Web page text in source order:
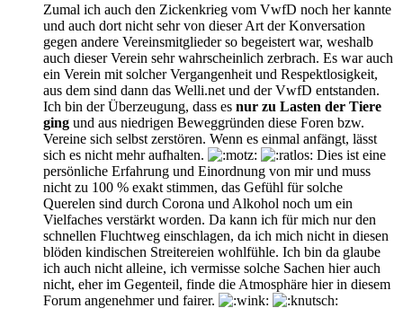
Zumal ich auch den Zickenkrieg vom VwfD noch her kannte
und auch dort nicht sehr von dieser Art der Konversation
gegen andere Vereinsmitglieder so begeistert war, weshalb
auch dieser Verein sehr wahrscheinlich zerbrach. Es war auch
ein Verein mit solcher Vergangenheit und Respektlosigkeit,
aus dem sind dann das Welli.net und der VwfD entstanden.
Ich bin der Überzeugung, dass es nur zu Lasten der Tiere
ging und aus niedrigen Beweggründen diese Foren bzw.
Vereine sich selbst zerstören. Wenn es einmal anfängt, lässt
sich es nicht mehr aufhalten.
Dies ist eine
persönliche Erfahrung und Einordnung von mir und muss
nicht zu 100 % exakt stimmen, das Gefühl für solche
Querelen sind durch Corona und Alkohol noch um ein
Vielfaches verstärkt worden. Da kann ich für mich nur den
schnellen Fluchtweg einschlagen, da ich mich nicht in diesen
blöden kindischen Streitereien wohlfühle. Ich bin da glaube
ich auch nicht alleine, ich vermisse solche Sachen hier auch
nicht, eher im Gegenteil, finde die Atmosphäre hier in diesem
Forum angenehmer und fairer.